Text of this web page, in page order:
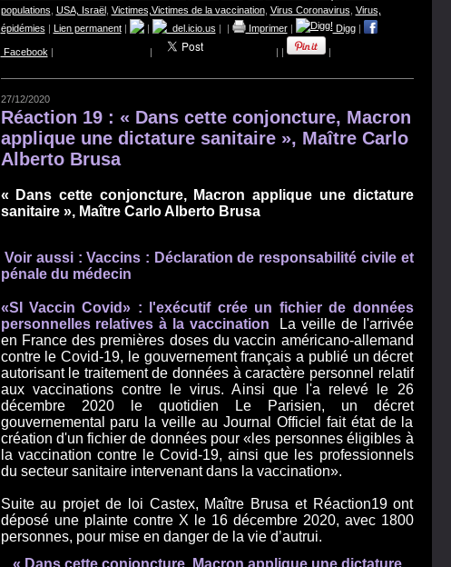
populations USA, Israël, Victimes,Victimes de la vaccination, Virus Coronavirus Virus,
épidémies | Lien permanent| | del.icio.us | | Imprimer| Digg|
Facebook | | | | |
27/12/2020
Réaction 19 : « Dans cette conjoncture, Macron
applique une dictature sanitaire », Maître Carlo
Alberto Brusa
« Dans cette conjoncture, Macron applique une dictature
sanitaire », Maître Carlo Alberto Brusa
Voir aussi :Vaccins : Déclaration de responsabilité civile et
pénale du médecin
«SI Vaccin Covid» : l'exécutif crée un fichier de données
personnelles relatives à la vaccination
La veille de l'arrivée
en France des premières doses du vaccin américano-allemand
contre le Covid-19, le gouvernement français a publié un décret
autorisant le traitement de données à caractère personnel relatif
aux vaccinations contre le virus. Ainsi que l'a relevé le 26
décembre 2020 le quotidien Le Parisien, un décret
gouvernemental paru la veille au Journal Officiel fait état de la
création d'un fichier de données pour «les personnes éligibles à
la vaccination contre le Covid-19, ainsi que les professionnels
du secteur sanitaire intervenant dans la vaccination».
Suite au projet de loi Castex, Maître Brusa et Réaction19 ont
déposé une plainte contre X le 16 décembre 2020, avec 1800
personnes, pour mise en danger de la vie d’autrui.
« Dans cette conjoncture, Macron applique une dictature